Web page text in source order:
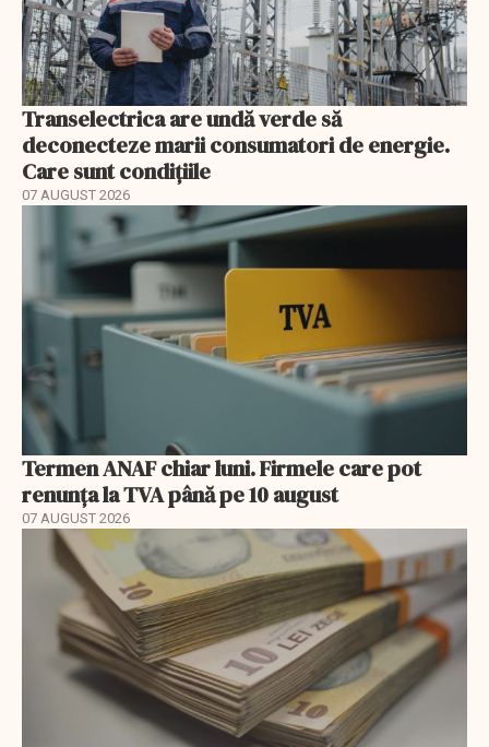
Transelectrica are undă verde să
deconecteze marii consumatori de energie.
Care sunt condițiile
07 AUGUST 2026
Termen ANAF chiar luni. Firmele care pot
renunța la TVA până pe 10 august
07 AUGUST 2026